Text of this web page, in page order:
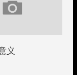
义